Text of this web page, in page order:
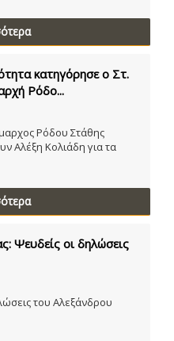
κατηγόρησε ο Στ.
Ρόδο...
Ρόδου Στάθης
Αλέξη Κολιάδη για τα
Ψευδείς οι δηλώσεις
του Αλεξάνδρου